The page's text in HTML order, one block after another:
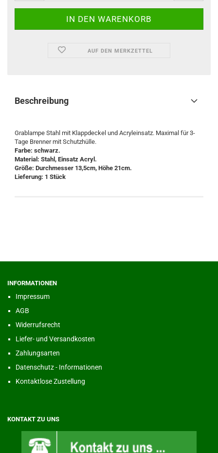
AUF DEN MERKZETTEL
Beschreibung
Grablampe Stahl mit Klappdeckel und Acryleinsatz. Maximal für 3-
Tage Brenner mit Schutzhülle.
Farbe: schwarz.
Material: Stahl, Einsatz Acryl.
Größe: Durchmesser 13,5cm, Höhe 21cm.
Lieferung: 1 Stück
INFORMATIONEN
Impressum
AGB
Widerrufsrecht
Liefer- und Versandkosten
Zahlungsarten
Datenschutz - Informationen
Kontaktlose Zustellung
KONTAKT ZU UNS